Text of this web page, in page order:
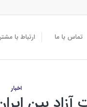
تماس با ما ارتباط با
اخبار